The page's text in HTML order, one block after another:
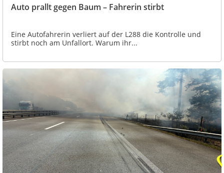
Auto prallt gegen Baum – Fahrerin stirbt
Eine Autofahrerin verliert auf der L288 die Kontrolle und
stirbt noch am Unfallort. Warum ihr...